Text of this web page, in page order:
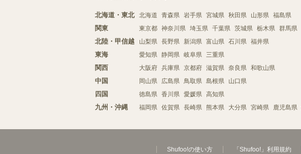
北海道・東北 北海道 青森県 岩手県 宮城県 秋田県 山形県 福島県
関東 東京都 神奈川県 埼玉県 千葉県 茨城県 栃木県 群馬県
北陸・甲信越 山梨県 長野県 新潟県 富山県 石川県 福井県
東海 愛知県 静岡県 岐阜県 三重県
関西 大阪府 兵庫県 京都府 滋賀県 奈良県 和歌山県
中国 岡山県 広島県 鳥取県 島根県 山口県
四国 徳島県 香川県 愛媛県 高知県
九州・沖縄 福岡県 佐賀県 長崎県 熊本県 大分県 宮崎県 鹿児島県
Shufoo!の使い方 「Shufoo!」利用規約